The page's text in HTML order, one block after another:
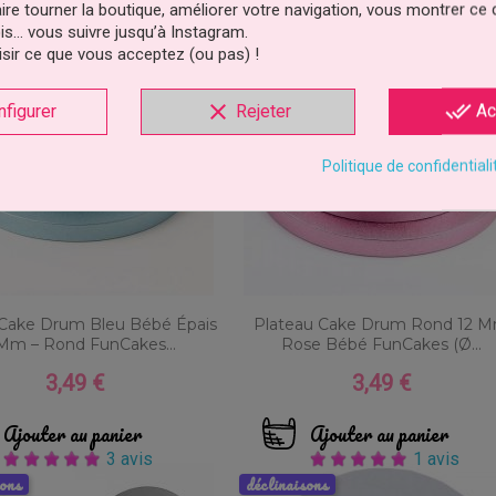
2 avis
Drum Bleu Bébé Épais
– Rond FunCakes...
Prix
3,49 €
Ajouter au panier
3 avis
Plateau Cake Drum Rond 12
Rose Bébé FunCakes (Ø...
Prix
3,49 €
Ajouter au panier
1 avis
déclinaisons
déclinaisons
tourner la boutique, améliorer votre navigation, vous montrer ce
vous suivre jusqu’à Instagram.
ce que vous acceptez (ou pas) !
clear Rejeter done_all
Politique de